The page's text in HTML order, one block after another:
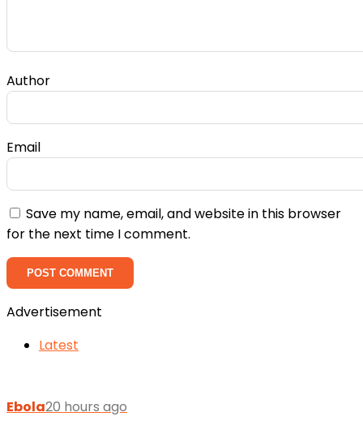
Author
Email
Save my name, email, and website in this browser
for the next time I comment.
Advertisement
Latest
Ebola20 hours ago